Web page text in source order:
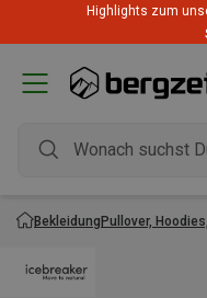
Highlights zum
BekleidungPullover,